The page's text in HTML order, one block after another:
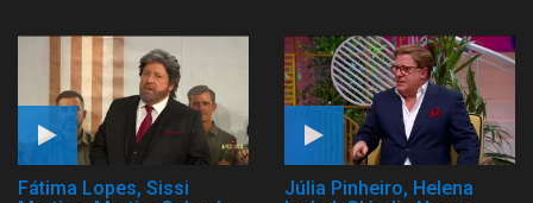
Fátima Lopes, Sissi
Júlia Pinheiro, Helena